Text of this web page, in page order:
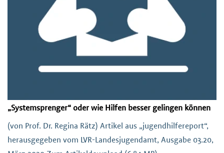
„Systemsprenger“ oder wie Hilfen besser gelingen können
(von Prof. Dr. Regina Rätz) Artikel aus „jugendhilfereport“,
herausgegeben vom LVR-Landesjugendamt, Ausgabe 03.20,